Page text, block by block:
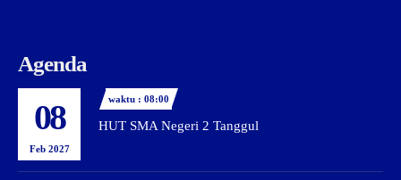
Agenda
08
Feb 2027
waktu : 08:00
HUT SMA Negeri 2 Tanggul